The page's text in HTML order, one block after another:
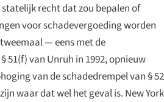
recht dat zou bepalen of
voor schadevergoeding worden
— eens met de
51(f) van Unruh in 1992, opnieuw
van de schadedrempel van § 52
waar dat wel het geval is. New York